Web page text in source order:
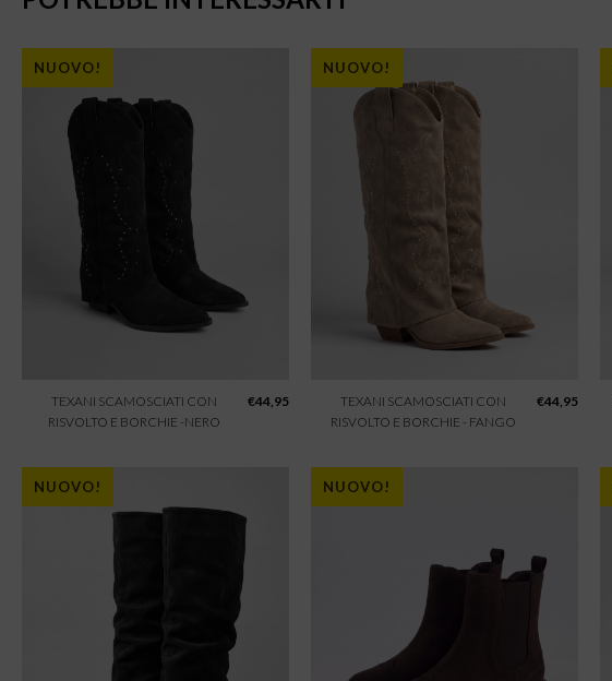
NUOVO!
TEXANI SCAMOSCIATI CON
RISVOLTO E BORCHIE -NERO
€44,95
NUOVO!
TEXANI SCAMOSCIATI CON
RISVOLTO E BORCHIE - FANGO
€44,95
NUOVO! NUOVO!